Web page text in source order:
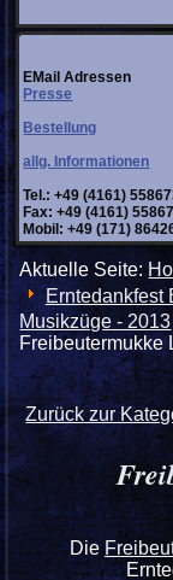
EMail Adressen
Presse
Bestellung
allg. Informationen
Tel.: +49 (4161)
Fax: +49 (4161)
Mobil: +49 (171)
Aktuelle Seite:
Erntedankfest
Musikzüge - 2013
Freibeutermukke
Zurück zur
Die